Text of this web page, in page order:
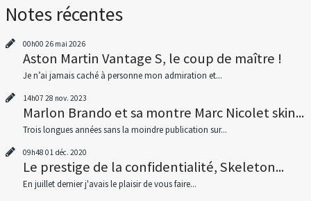
Notes récentes
00h00 26 mai 2026
Aston Martin Vantage S, le coup de maître !
Je n’ai jamais caché à personne mon admiration et...
14h07 28 nov. 2023
Marlon Brando et sa montre Marc Nicolet skin...
Trois longues années sans la moindre publication sur...
09h48 01 déc. 2020
Le prestige de la confidentialité, Skeleton...
En juillet dernier j'avais le plaisir de vous faire...